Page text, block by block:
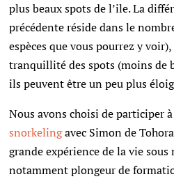
plus beaux spots de l’ile. La
précédente réside dans le
espèces que vous pourrez y
tranquillité des spots (moins de
ils peuvent être un peu plus
Nous avons choisi de participer
snorkelingavec Simon de
grande expérience de la vie
notamment plongeur de